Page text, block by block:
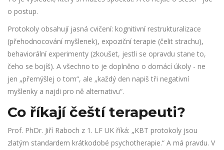
o postup.
Protokoly obsahují jasná cvičení: kognitivní restrukturalizace
(přehodnocování myšlenek), expoziční terapie (čelit strachu),
behaviorální experimenty (zkoušet, jestli se opravdu stane to,
čeho se bojíš). A všechno to je doplněno o domácí úkoly - ne
jen „přemýšlej o tom“, ale „každý den napiš tři negativní
myšlenky a najdi pro ně alternativu“.
Co říkají čeští terapeuti?
Prof. PhDr. Jiří Raboch z 1. LF UK říká: „KBT protokoly jsou
zlatým standardem krátkodobé psychotherapie.“ A má pravdu. V